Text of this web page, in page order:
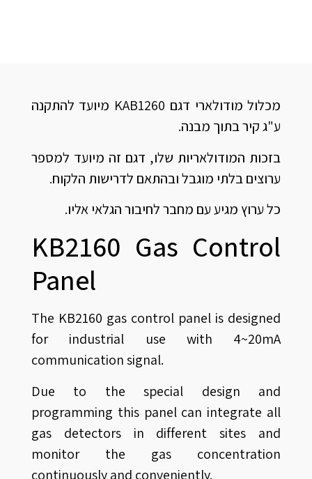
מכלול מודולארי דגם KAB1260 מיועד להתקנה
ע"ג קיר בתוך מבנה.
בזכות המודולאריות שלו, דגם זה מיועד למספר
ערוצים בלתי מוגבל ובהתאם לדרישות הלקוח.
כל ערוץ מגיע עם מחבר לחיבור הגלאי אליו.
KB2160 Gas Control
Panel
The KB2160 gas control panel is designed
for industrial use with 4~20mA
communication signal.
Due to the special design and
programming this panel can integrate all
gas detectors in different sites and
monitor the gas concentration
continuously and conveniently.